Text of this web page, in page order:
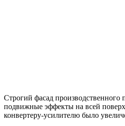
Строгий фасад
подвижные эффекты на всей
конвертеру-усилителю было